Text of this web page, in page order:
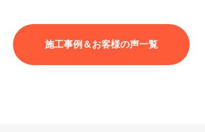
施工事例＆お客様の声一覧